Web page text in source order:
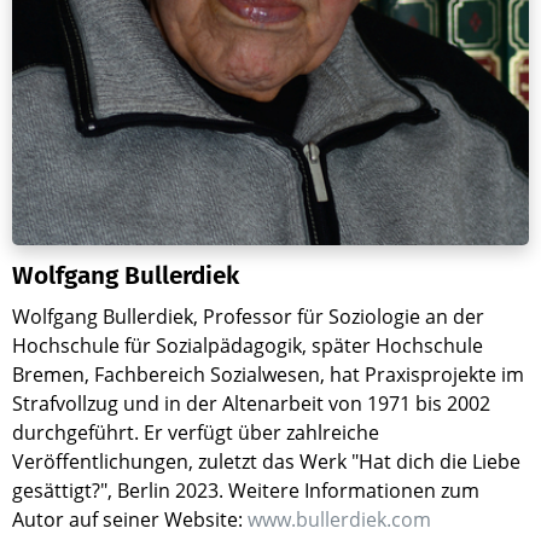
Wolfgang Bullerdiek
Wolfgang Bullerdiek, Professor für Soziologie an der
Hochschule für Sozialpädagogik, später Hochschule
Bremen, Fachbereich Sozialwesen, hat Praxisprojekte im
Strafvollzug und in der Altenarbeit von 1971 bis 2002
durchgeführt. Er verfügt über zahlreiche
Veröffentlichungen, zuletzt das Werk "Hat dich die Liebe
gesättigt?", Berlin 2023. Weitere Informationen zum
Autor auf seiner Website: www.bullerdiek.com